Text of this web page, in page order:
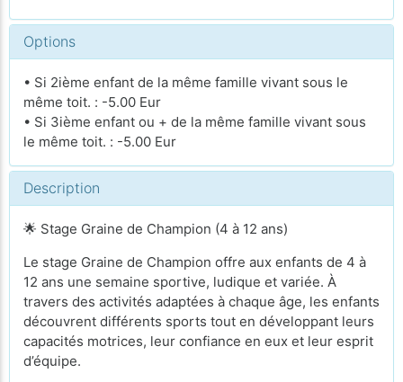
Options
• Si 2ième enfant de la même famille vivant sous le
même toit. : -5.00 Eur
• Si 3ième enfant ou + de la même famille vivant sous
le même toit. : -5.00 Eur
Description
🌟 Stage Graine de Champion (4 à 12 ans)
Le stage Graine de Champion offre aux enfants de 4 à
12 ans une semaine sportive, ludique et variée. À
travers des activités adaptées à chaque âge, les enfants
découvrent différents sports tout en développant leurs
capacités motrices, leur confiance en eux et leur esprit
d’équipe.